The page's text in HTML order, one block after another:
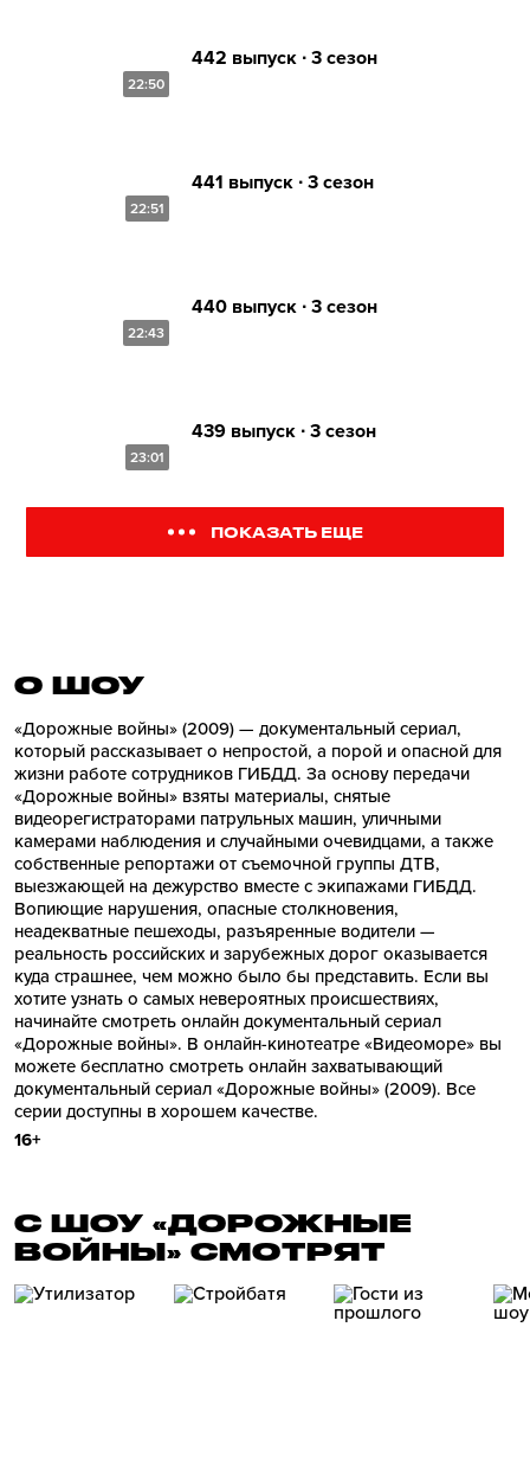
22:50
442 выпуск ∙ 3 сезон
22:51
441 выпуск ∙ 3 сезон
22:43
440 выпуск ∙ 3 сезон
23:01
439 выпуск ∙ 3 сезон
ПОКАЗАТЬ ЕЩЕ
О ШОУ
«Дорожные войны» (2009) — документальный сериал,
который рассказывает о непростой, а порой и опасной для
жизни работе сотрудников ГИБДД. За основу передачи
«Дорожные войны» взяты материалы, снятые
видеорегистраторами патрульных машин, уличными
камерами наблюдения и случайными очевидцами, а также
собственные репортажи от съемочной группы ДТВ,
выезжающей на дежурство вместе с экипажами ГИБДД.
Вопиющие нарушения, опасные столкновения,
неадекватные пешеходы, разъяренные водители —
реальность российских и зарубежных дорог оказывается
куда страшнее, чем можно было бы представить. Если вы
хотите узнать о самых невероятных происшествиях,
начинайте смотреть онлайн документальный сериал
«Дорожные войны». В онлайн-кинотеатре «Видеоморе» вы
можете бесплатно смотреть онлайн захватывающий
документальный сериал «Дорожные войны» (2009). Все
серии доступны в хорошем качестве.
16+
С ШОУ «ДОРОЖНЫЕ
ВОЙНЫ» СМОТРЯТ